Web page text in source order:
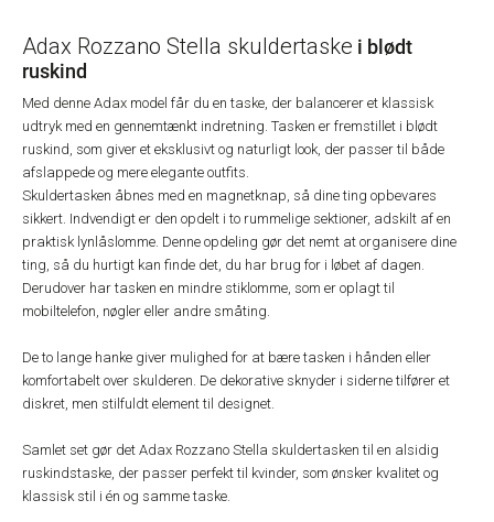
Adax Rozzano Stella skuldertaske i blødt
ruskind
Med denne Adax model får du en taske, der balancerer et klassisk
udtryk med en gennemtænkt indretning. Tasken er fremstillet i blødt
ruskind, som giver et eksklusivt og naturligt look, der passer til både
afslappede og mere elegante outfits.
Skuldertasken åbnes med en magnetknap, så dine ting opbevares
sikkert. Indvendigt er den opdelt i to rummelige sektioner, adskilt af en
praktisk lynlåslomme. Denne opdeling gør det nemt at organisere dine
ting, så du hurtigt kan finde det, du har brug for i løbet af dagen.
Derudover har tasken en mindre stiklomme, som er oplagt til
mobiltelefon, nøgler eller andre småting.
De to lange hanke giver mulighed for at bære tasken i hånden eller
komfortabelt over skulderen. De dekorative sknyder i siderne tilfører et
diskret, men stilfuldt element til designet.
Samlet set gør det Adax Rozzano Stella skuldertasken til en alsidig
ruskindstaske, der passer perfekt til kvinder, som ønsker kvalitet og
klassisk stil i én og samme taske.